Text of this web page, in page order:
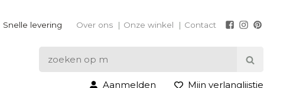
Snelle levering Over ons Onze winkel Contact
Aanmelden Mijn verlanglijstje